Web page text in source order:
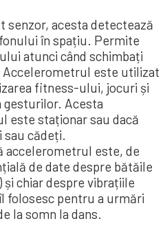
senzor, acesta detectează
în spațiu. Permite
atunci când schimbați
este utilizat
fitness-ului, jocuri și
gesturilor. Acesta
este staționar sau dacă
sau cădeți.
accelerometrul este, de
de date despre bătăile
chiar despre vibrațiile
folosesc pentru a urmări
la somn la dans.